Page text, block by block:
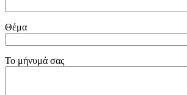
Θέμα
Το μήνυμά σας